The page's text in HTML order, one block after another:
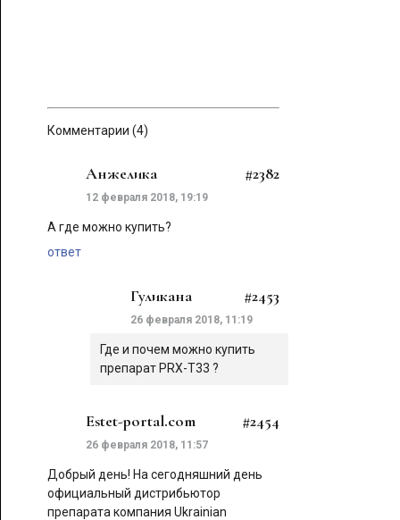
Комментарии (4)
Анжелика #2382
12 февраля 2018, 19:19
А где можно купить?
ответ
Гуликана #2453
26 февраля 2018, 11:19
Где и почем можно купить
препарат PRX-T33 ?
Estet-portal.com #2454
26 февраля 2018, 11:57
Добрый день! На сегодняшний день
официальный дистрибьютор
препарата компания Ukrainian